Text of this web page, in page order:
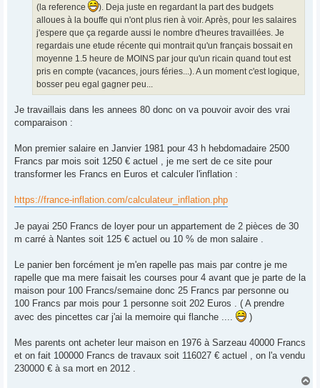
(la reference
). Deja juste en regardant la part des budgets
alloues à la bouffe qui n'ont plus rien à voir. Après, pour les salaires
j'espere que ça regarde aussi le nombre d'heures travaillées. Je
regardais une etude récente qui montrait qu'un français bossait en
moyenne 1.5 heure de MOINS par jour qu'un ricain quand tout est
pris en compte (vacances, jours féries...). A un moment c'est logique,
bosser peu egal gagner peu...
Je travaillais dans les annees 80 donc on va pouvoir avoir des vrai
comparaison :
Mon premier salaire en Janvier 1981 pour 43 h hebdomadaire 2500
Francs par mois soit 1250 € actuel , je me sert de ce site pour
transformer les Francs en Euros et calculer l'inflation :
https://france-inflation.com/calculateur_inflation.php
Je payai 250 Francs de loyer pour un appartement de 2 pièces de 30
m carré à Nantes soit 125 € actuel ou 10 % de mon salaire .
Le panier ben forcément je m'en rapelle pas mais par contre je me
rapelle que ma mere faisait les courses pour 4 avant que je parte de la
maison pour 100 Francs/semaine donc 25 Francs par personne ou
100 Francs par mois pour 1 personne soit 202 Euros . ( A prendre
avec des pincettes car j'ai la memoire qui flanche ....
)
Mes parents ont acheter leur maison en 1976 à Sarzeau 40000 Francs
et on fait 100000 Francs de travaux soit 116027 € actuel , on l'a vendu
230000 € à sa mort en 2012 .